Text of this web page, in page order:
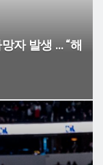
자 발생 … “해